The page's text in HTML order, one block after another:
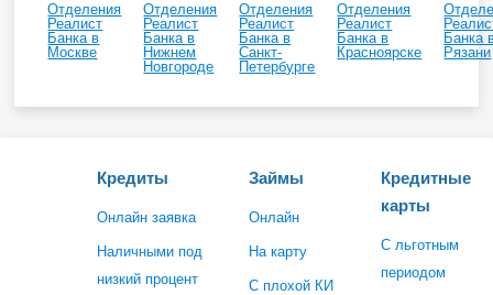
Отделения
Реалист
Банка в
Москве
Отделения
Реалист
Банка в
Нижнем
Новгороде
Отделения
Реалист
Банка в
Санкт-
Петербурге
Отделения
Реалист
Банка в
Красноярске
Банка
Рязани
Кредиты
Онлайн заявка
Наличными под
низкий процент
Займы
Онлайн
На карту
С плохой КИ
Кредитные
карты
С льготным
периодом